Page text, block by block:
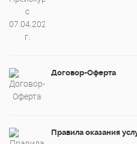
Договор-Оферта
Правила оказания